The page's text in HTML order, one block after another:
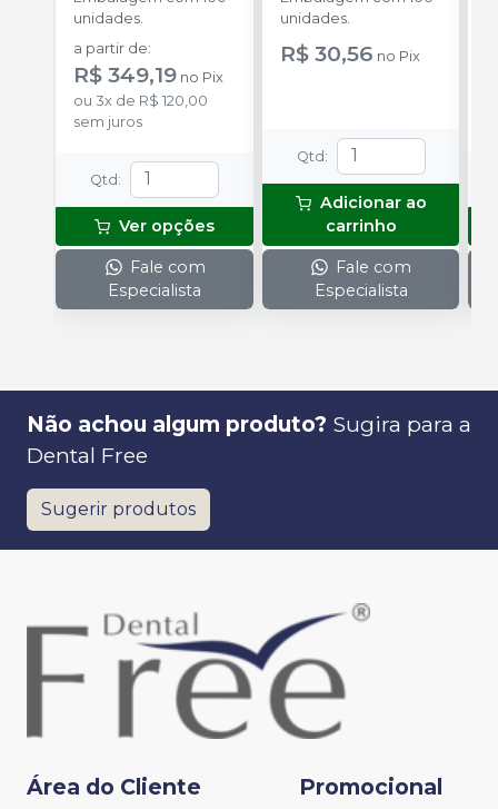
unidades.
a partir de:
R$ 349,19 no Pix
ou 3x de R$ 120,00
sem juros
Qtd :
Ver opções
Fale com
Especialista
unidades.
R$ 30,56 no Pix
Qtd :
Adicionar ao
carrinho
Fale com
Especialista
Não achou algum produto? Sugira para a
Dental Free
Sugerir produtos
Área do Cliente Promocional